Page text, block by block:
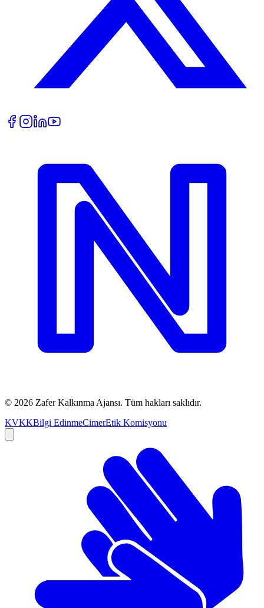
© 2026 Zafer Kalkınma Ajansı. Tüm hakları saklıdır.
KVKKBilgi EdinmeCimerEtik Komisyonu